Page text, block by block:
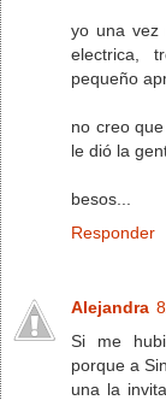
yo una vez
electrica,
pequeño
no creo
le dió la
besos...
Responder
Alejandra
Si me
porque a
una la